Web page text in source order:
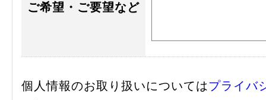
ご希望・ご要望など
個人情報のお取り扱いについてはプライバ